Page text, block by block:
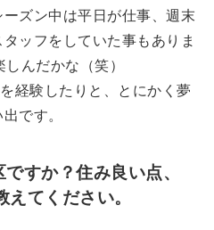
ズン中は平日が仕事、週末
ッフをしていた事もありま
んだかな（笑）
経験したりと、とにかく夢
です。
ですか？住み良い点、
てください。